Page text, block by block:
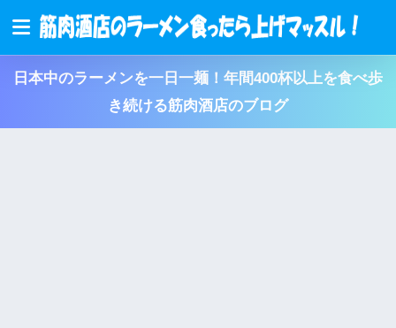
日本中のラーメンを一日一麺！年間400杯以上を食べ歩
き続ける筋肉酒店のブログ